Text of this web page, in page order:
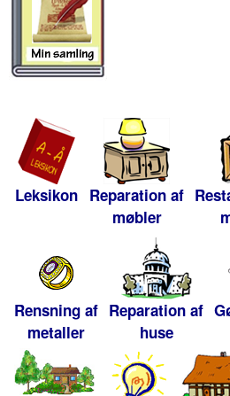
Leksikon Reparation af
møbler
Rensning af
metaller
Reparation af
huse